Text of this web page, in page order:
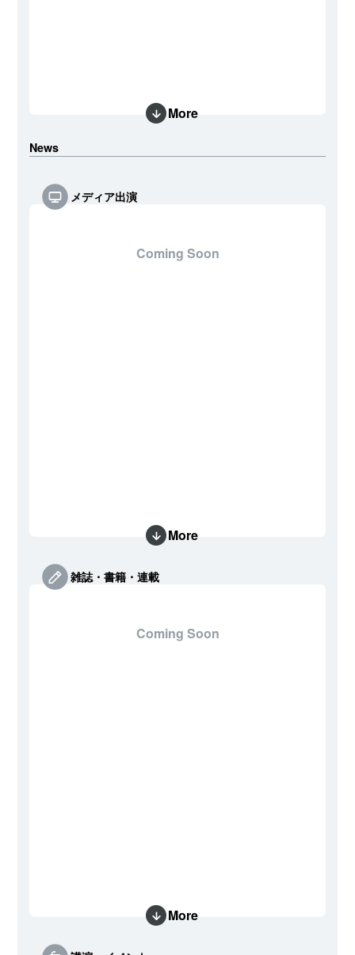
More
News
メディア出演
Coming Soon
More
雑誌・書籍・連載
Coming Soon
More